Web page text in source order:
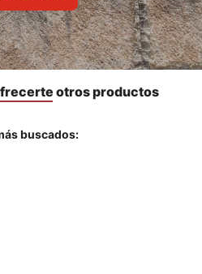
otros productos
buscados: